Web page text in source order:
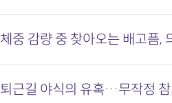
체중 감량 중 찾아오는 배고픔,
퇴근길 야식의 유혹…무작정